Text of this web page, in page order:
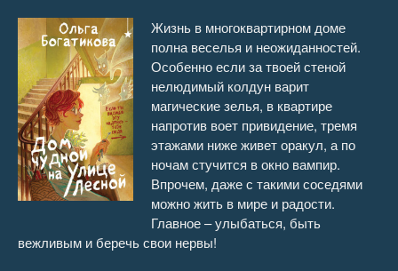
Жизнь в многоквартирном доме
полна веселья и неожиданностей.
Особенно если за твоей стеной
нелюдимый колдун варит
магические зелья, в квартире
напротив воет привидение, тремя
этажами ниже живет оракул, а по
ночам стучится в окно вампир.
Впрочем, даже с такими соседями
можно жить в мире и радости.
Главное – улыбаться, быть
вежливым и беречь свои нервы!